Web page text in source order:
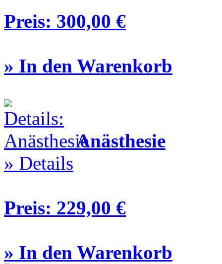
Preis: 300,00 €
» In den Warenkorb
Anästhesie
» Details
Preis: 229,00 €
» In den Warenkorb